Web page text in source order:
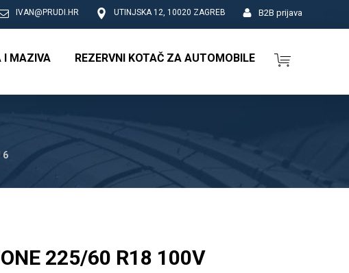
B2B prijava
UTINJSKA 12, 10020 ZAGREB
IVAN@PRUDI.HR
I MAZIVA REZERVNI KOTAČ ZA AUTOMOBILE
6
225/60 R18 100V